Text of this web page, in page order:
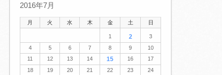
2016年7月
月 火 水 木 金 土 日
1 2
3
4
5 6 7 8 9
10
11
12 13 14 15 16
17
18
19 20 21 22 23
24